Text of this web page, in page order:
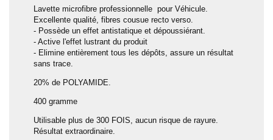
Lavette microfibre professionnelle pour Véhicule.
Excellente qualité, fibres cousue recto verso.
- Possède un effet antistatique et dépoussiérant.
- Active l'effet lustrant du produit
- Elimine entièrement tous les dépôts, assure un résultat
sans trace.
20% de POLYAMIDE.
400 gramme
Utilisable plus de 300 FOIS, aucun risque de rayure.
Résultat extraordinaire.